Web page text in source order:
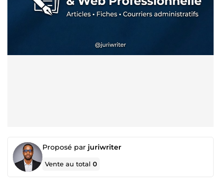
Proposé par juriwriter
Vente au total0